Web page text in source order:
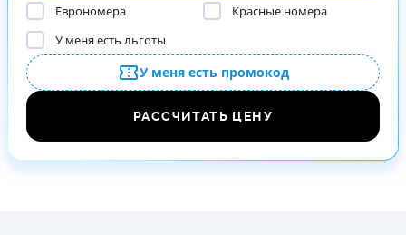
У меня есть промокод
Еврономера
Красные номера
У меня есть льготы
РАССЧИТАТЬ ЦЕНУ